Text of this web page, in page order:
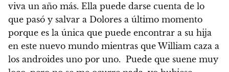
viva un año más. Ella puede darse cuenta de lo
que pasó y salvar a Dolores a último momento
porque es la única que puede encontrar a su hija
en este nuevo mundo mientras que William caza a
los androides uno por uno. Puede que suene muy